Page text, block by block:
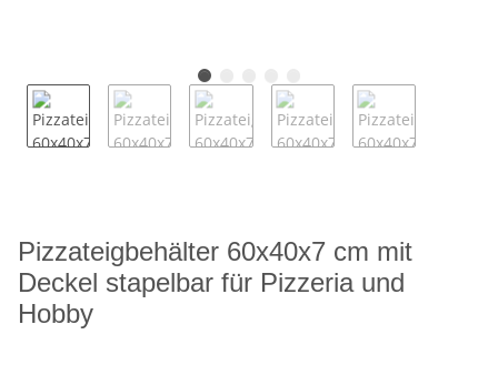
Pizzateigbehälter 60x40x7 cm mit
Deckel stapelbar für Pizzeria und
Hobby